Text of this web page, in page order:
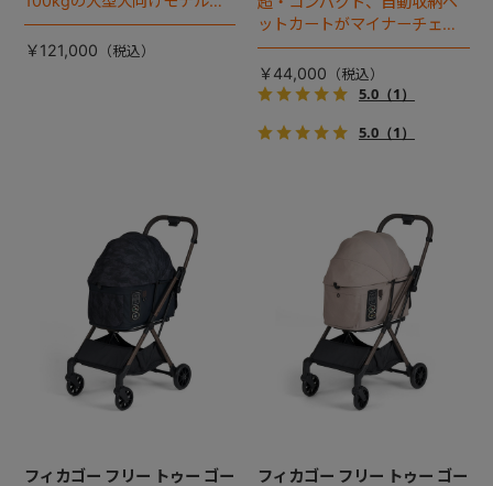
登場。
￥121,000
ットカートがマイナーチェン
ジ！
￥44,000
5.0（1）
5.0（1）
フィカゴー フリー トゥー ゴー
フィカゴー フリー トゥー ゴー